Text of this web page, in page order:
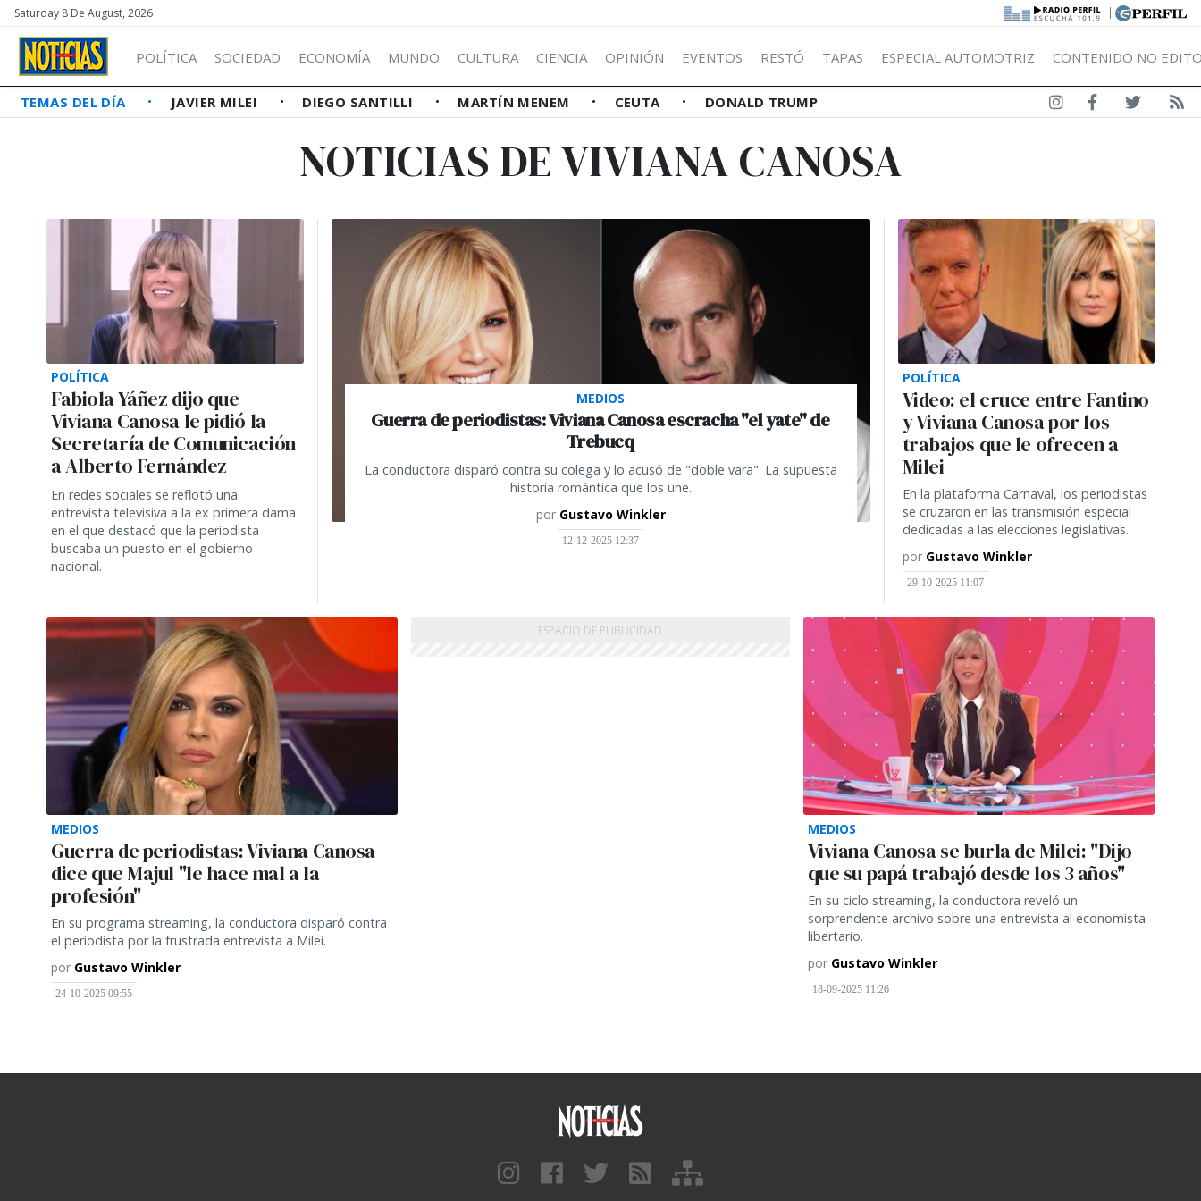
Saturday 8 De August, 2026 |
POLÍTICA SOCIEDAD ECONOMÍA MUNDO CULTURA CIENCIA OPINIÓN EVENTOS RESTÓ TAPAS ESPECIAL AUTOMOTRIZ CONTENIDO NO
TEMAS DEL DÍA JAVIER MILEI DIEGO SANTILLI MARTÍN MENEM CEUTA DONALD TRUMP
NOTICIAS DE VIVIANA CANOSA
POLÍTICA
Fabiola Yáñez dijo que
Viviana Canosa le pidió la
Secretaría de Comunicación
a Alberto Fernández
En redes sociales se reflotó una
entrevista televisiva a la ex primera dama
en el que destacó que la periodista
buscaba un puesto en el gobierno
nacional.
MEDIOS
Guerra de periodistas: Viviana Canosa escracha "el yate" de
Trebucq
La conductora disparó contra su colega y lo acusó de "doble vara". La supuesta
historia romántica que los une.
por Gustavo Winkler
12-12-2025 12:37
POLÍTICA
Video: el cruce entre Fantino
y Viviana Canosa por los
trabajos que le ofrecen a
Milei
En la plataforma Carnaval, los periodistas
se cruzaron en las transmisión especial
dedicadas a las elecciones legislativas.
por Gustavo Winkler
29-10-2025 11:07
MEDIOS
Guerra de periodistas: Viviana Canosa
dice que Majul "le hace mal a la
profesión"
En su programa streaming, la conductora disparó contra
el periodista por la frustrada entrevista a Milei.
por Gustavo Winkler
24-10-2025 09:55
MEDIOS
Viviana Canosa se burla de Milei: "Dijo
que su papá trabajó desde los 3 años"
En su ciclo streaming, la conductora reveló un
sorprendente archivo sobre una entrevista al economista
libertario.
por Gustavo Winkler
18-09-2025 11:26